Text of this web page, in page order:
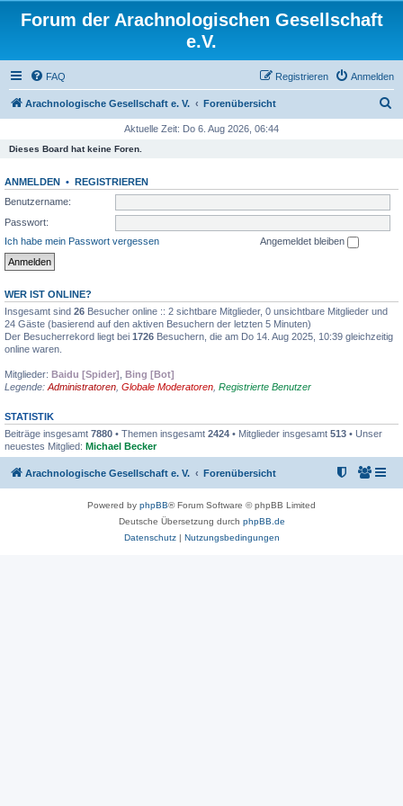
Forum der Arachnologischen Gesellschaft
e.V.
FAQ Anmelden
Registrieren
Arachnologische Gesellschaft e. V. Forenübersicht
e
Aktuelle Zeit: Do 6. Aug 2026, 06:44
Dieses Board hat keine Foren.
ANMELDEN • REGISTRIEREN
Benutzername:
Passwort:
Ich habe mein Passwort vergessen
Angemeldet bleiben
WER IST ONLINE?
Insgesamt sind 26 Besucher online :: 2 sichtbare Mitglieder, 0 unsichtbare Mitglieder und
24 Gäste (basierend auf den aktiven Besuchern der letzten 5 Minuten)
Der Besucherrekord liegt bei 1726 Besuchern, die am Do 14. Aug 2025, 10:39 gleichzeitig
online waren.
Mitglieder: Baidu [Spider] Bing [Bot]
Legende: Administratoren Globale Moderatoren Registrierte Benutzer
STATISTIK
Beiträge insgesamt 7880 • Themen insgesamt 2424 • Mitglieder insgesamt 513 • Unser
neuestes Mitglied: Michael Becker
Arachnologische Gesellschaft e. V. Forenübersicht
Powered by phpBB® Forum Software © phpBB Limited
Deutsche Übersetzung durch phpBB.de
Datenschutz| Nutzungsbedingungen